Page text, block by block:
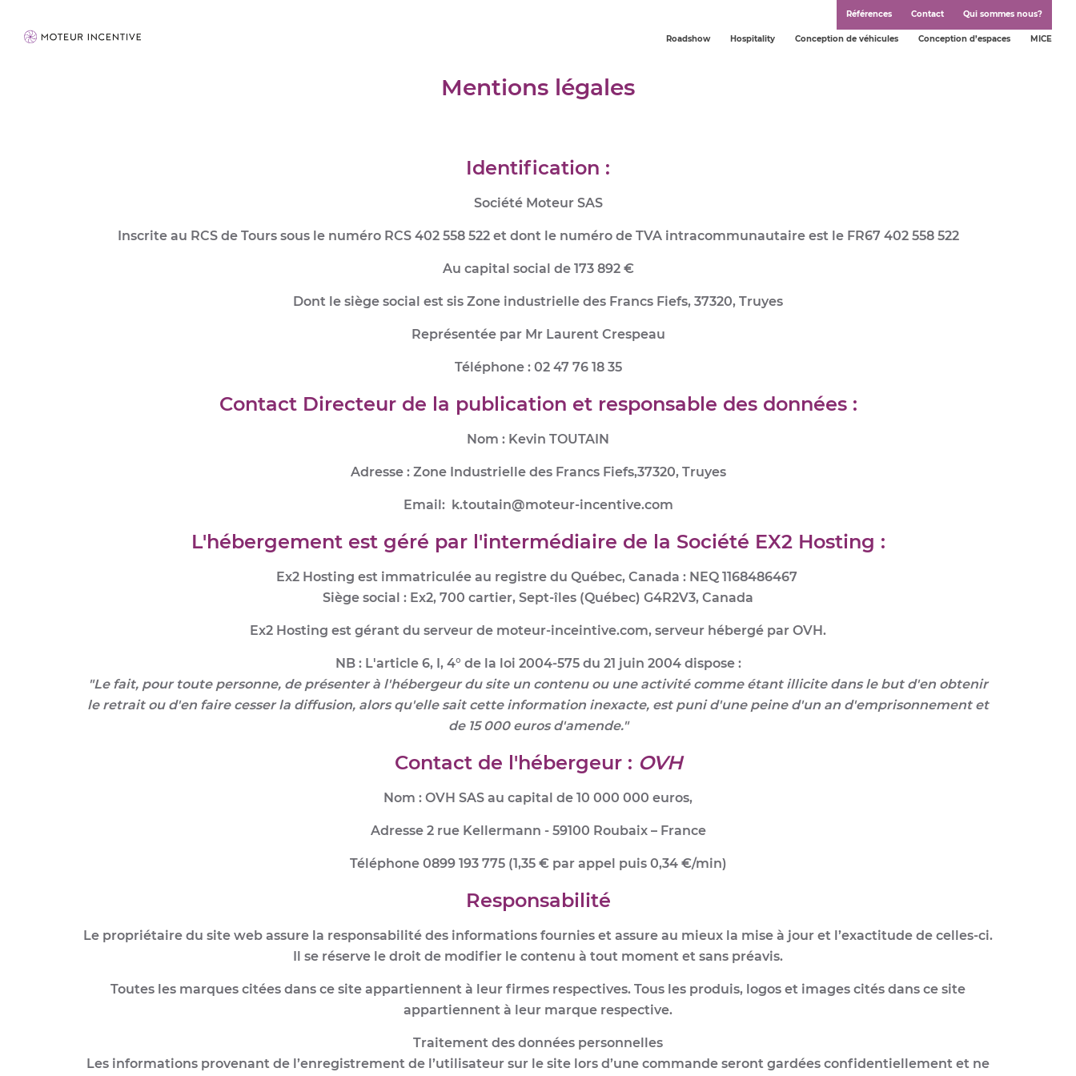
Références Contact Qui sommes nous?
Roadshow Hospitality Conception de véhicules Conception d’espaces MICE
Mentions légales
Identification :
Société Moteur SAS
Inscrite au RCS de Tours sous le numéro RCS 402 558 522 et dont le numéro de TVA intracommunautaire est le FR67 402 558 522
Au capital social de 173 892 €
Dont le siège social est sis Zone industrielle des Francs Fiefs, 37320, Truyes
Représentée par Mr Laurent Crespeau
Téléphone : 02 47 76 18 35
Contact Directeur de la publication et responsable des données :
Nom : Kevin TOUTAIN
Adresse : Zone Industrielle des Francs Fiefs,37320, Truyes
Email: k.toutain@moteur-incentive.com
L'hébergement est géré par l'intermédiaire de la Société EX2 Hosting :
Ex2 Hosting est immatriculée au registre du Québec, Canada : NEQ 1168486467
Siège social : Ex2, 700 cartier, Sept-îles (Québec) G4R2V3, Canada
Ex2 Hosting est gérant du serveur de moteur-inceintive.com, serveur hébergé par OVH.
NB : L'article 6, I, 4° de la loi 2004-575 du 21 juin 2004 dispose :
"Le fait, pour toute personne, de présenter à l'hébergeur du site un contenu ou une activité comme étant illicite dans le but d'en obtenir
le retrait ou d'en faire cesser la diffusion, alors qu'elle sait cette information inexacte, est puni d'une peine d'un an d'emprisonnement et
de 15 000 euros d'amende."
Contact de l'hébergeur : OVH
Nom : OVH SAS au capital de 10 000 000 euros,
Adresse 2 rue Kellermann - 59100 Roubaix – France
Téléphone 0899 193 775 (1,35 € par appel puis 0,34 €/min)
Responsabilité
Le propriétaire du site web assure la responsabilité des informations fournies et assure au mieux la mise à jour et l’exactitude de celles-ci.
Il se réserve le droit de modifier le contenu à tout moment et sans préavis.
Toutes les marques citées dans ce site appartiennent à leur firmes respectives. Tous les produis, logos et images cités dans ce site
appartiennent à leur marque respective.
Traitement des données personnelles
Les informations provenant de l’enregistrement de l’utilisateur sur le site lors d’une commande seront gardées confidentiellement et ne